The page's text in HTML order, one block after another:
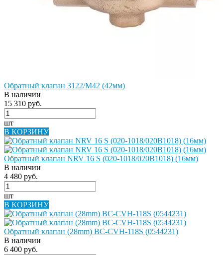
Обратный клапан 3122/M42 (42мм)
В наличии
15 310 руб.
шт
В КОРЗИНУ
Обратный клапан NRV 16 S (020-1018/020B1018) (16мм)
В наличии
4 480 руб.
шт
В КОРЗИНУ
Обратный клапан (28mm) BC-CVH-118S (0544231)
В наличии
6 400 руб.